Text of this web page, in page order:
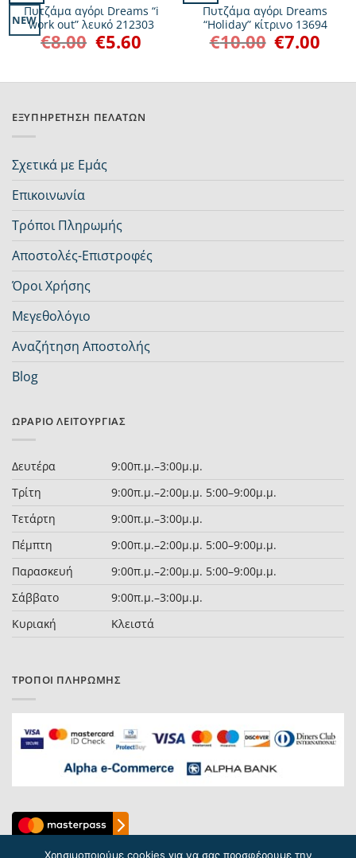
NEW
Πυτζάμα αγόρι Dreams “i
work out” λευκό 212303
€8.00 Original
price
€5.60Η
τρέχουσα
€5.60.
Πυτζάμα αγόρι Dreams
“Holiday” κίτρινο 13694
€10.00 Original
price
€7.00
€7.00.
ΕΞΥΠΗΡΈΤΗΣΗ ΠΕΛΑΤΏΝ
Σχετικά με Εμάς
Επικοινωνία
Τρόποι Πληρωμής
Αποστολές-Επιστροφές
Όροι Χρήσης
Μεγεθολόγιο
Αναζήτηση Αποστολής
Blog
ΩΡΆΡΙΟ ΛΕΙΤΟΥΡΓΊΑΣ
Δευτέρα
9:00π.μ.–3:00μ.μ.
Τρίτη
9:00π.μ.–2:00μ.μ. 5:00–9:00μ.μ.
Τετάρτη
9:00π.μ.–3:00μ.μ.
Πέμπτη
9:00π.μ.–2:00μ.μ. 5:00–9:00μ.μ.
Παρασκευή
9:00π.μ.–2:00μ.μ. 5:00–9:00μ.μ.
Σάββατο
9:00π.μ.–3:00μ.μ.
Κυριακή
Κλειστά
ΤΡΌΠΟΙ ΠΛΗΡΩΜΉΣ
Χρησιμοποιούμε cookies για να σας προσφέρουμε την